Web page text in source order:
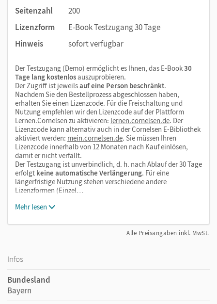
Seitenzahl
200
Lizenzform
E-Book Testzugang 30 Tage
Hinweis
sofort verfügbar
Der Testzugang (Demo) ermöglicht es Ihnen, das E-Book30
Tage lang kostenlosauszuprobieren.
Der Zugriff ist jeweilsauf eine Person beschränkt.
Nachdem Sie den Bestellprozess abgeschlossen haben,
erhalten Sie einen Lizenzcode. Für die Freischaltung und
Nutzung empfehlen wir den Lizenzcode auf der Plattform
Lernen.Cornelsen zu aktivieren: lernen.cornelsen.de. Der
Lizenzcode kann alternativ auch in der Cornelsen E-Bibliothek
aktiviert werden: mein.cornelsen.de. Sie müssen Ihren
Lizenzcode innerhalb von 12 Monaten nach Kauf einlösen,
damit er nicht verfällt.
Der Testzugang ist unverbindlich, d. h. nach Ablauf der 30 Tage
erfolgt keine automatische Verlängerung. Für eine
längerfristige Nutzung stehen verschiedene andere
Lizenzformen (Einzel…
Mehr lesen
Alle Preisangaben inkl. MwSt.
Infos
Bundesland
Bayern